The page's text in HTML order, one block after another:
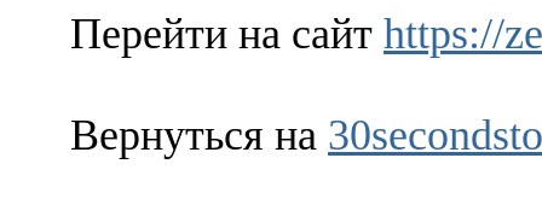
Перейти на сайт https://
Вернуться на